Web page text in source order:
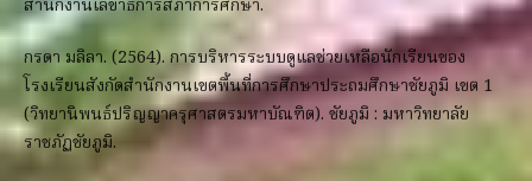
สำนักงานเลขาธิการสภาการศึกษา.
กรดา มลิลา. (2564). การบริหารระบบดูแลช่วยเหลือนักเรียนของ
โรงเรียนสังกัดสำนักงานเขตพื้นที่การศึกษาประถมศึกษาชัยภูมิ เขต 1
(วิทยานิพนธ์ปริญญาครุศาสตรมหาบัณฑิต). ชัยภูมิ : มหาวิทยาลัย
ราชภัฏชัยภูมิ.